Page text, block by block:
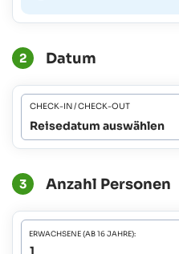
2 Datum
CHECK-IN / CHECK-OUT
Reisedatum auswählen
3 Anzahl Personen
ERWACHSENE (AB 16 JAHRE):